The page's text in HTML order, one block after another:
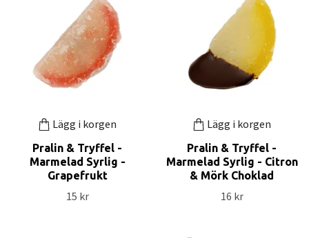
Lägg i korgen
Pralin & Tryffel -
Marmelad Syrlig -
Grapefrukt
15 kr
Lägg i korgen
Pralin & Tryffel -
Marmelad Syrlig - Citron
& Mörk Choklad
16 kr